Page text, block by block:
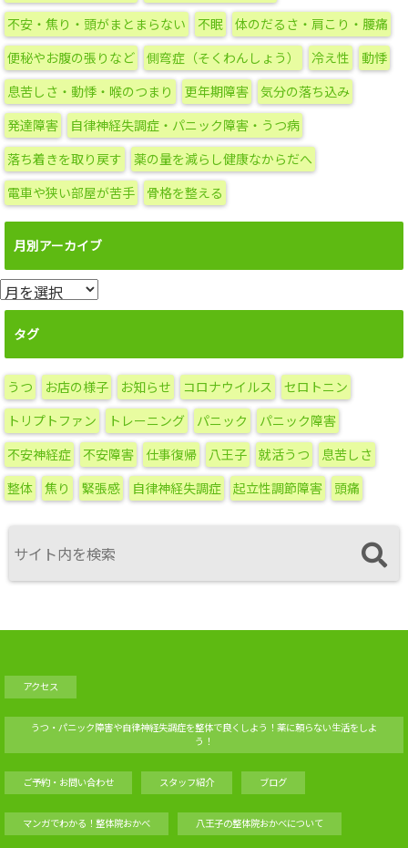
不安・焦り・頭がまとまらない 不眠 体のだるさ・肩こり・腰痛
便秘やお腹の張りなど 側弯症（そくわんしょう） 冷え性 動悸
息苦しさ・動悸・喉のつまり 更年期障害 気分の落ち込み
発達障害 自律神経失調症・パニック障害・うつ病
落ち着きを取り戻す 薬の量を減らし健康なからだへ
電車や狭い部屋が苦手 骨格を整える
月別アーカイブ
月
別
ー
カ
イ
ブ
タグ
うつ お店の様子 お知らせ コロナウイルス セロトニン
トリプトファン トレーニング パニック パニック障害
不安神経症 不安障害 仕事復帰 八王子 就活うつ 息苦しさ
整体 焦り 緊張感 自律神経失調症 起立性調節障害 頭痛
アクセス
うつ・パニック障害や自律神経失調症を整体で良くしよう！薬に頼らない生活をしよ
う！
ご予約・お問い合わせ スタッフ紹介 ブログ
マンガでわかる！整体院おかべ 八王子の整体院おかべについて